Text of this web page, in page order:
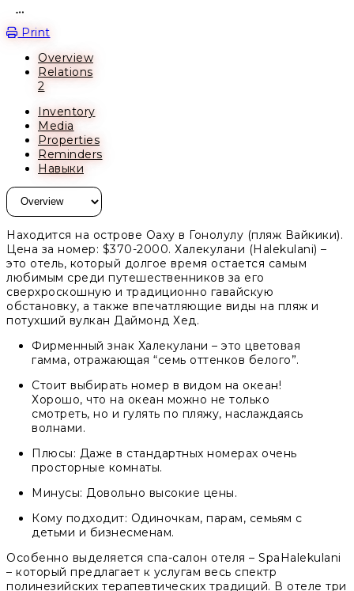
Print
Overview
Relations
2
Inventory
Media
Properties
Reminders
Навыки
Находится на острове Оаху в Гонолулу (пляж Вайкики).
Цена за номер: $370-2000. Халекулани (Halekulani) –
это отель, который долгое время остается самым
любимым среди путешественников за его
сверхроскошную и традиционно гавайскую
обстановку, а также впечатляющие виды на пляж и
потухший вулкан Даймонд Хед.
Фирменный знак Халекулани – это цветовая
гамма, отражающая “семь оттенков белого”.
Стоит выбирать номер в видом на океан!
Хорошо, что на океан можно не только
смотреть, но и гулять по пляжу, наслаждаясь
волнами.
Плюсы: Даже в стандартных номерах очень
просторные комнаты.
Минусы: Довольно высокие цены.
Кому подходит: Одиночкам, парам, семьям с
детьми и бизнесменам.
Особенно выделяется спа-салон отеля – SpaHalekulani
– который предлагает к услугам весь спектр
полинезийских терапевтических традиций. В отеле три